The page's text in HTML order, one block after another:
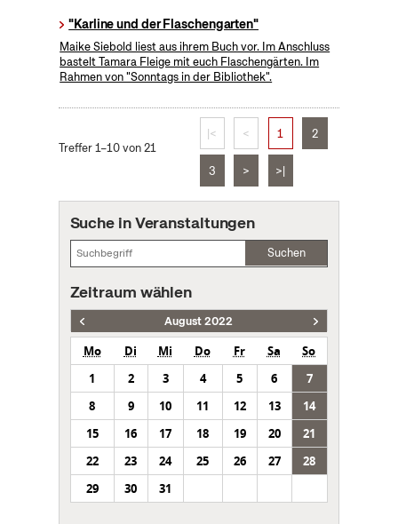
"Karline und der Flaschengarten"
Maike Siebold liest aus ihrem Buch vor. Im Anschluss
bastelt Tamara Fleige mit euch Flaschengärten. Im
Rahmen von "Sonntags in der Bibliothek".
Treffer 1–10 von 21
|< < 1 2
3 > >|
Suche in Veranstaltungen
Suchen
Zeitraum wählen
August 2022
Mo Di Mi Do Fr Sa
So
1
2 3 4 5 6
7
8
9 10 11 12 13
14
15
16 17 18 19 20
21
22
23 24 25 26 27
28
29
30 31